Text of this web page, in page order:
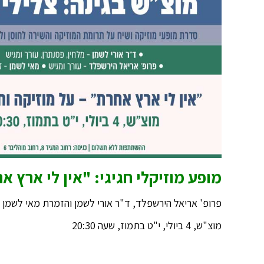
מופע מוזיקלי חגיגי: "אין לי ארץ
פרופ' אריאל הירשפלד, ד"ר אורי לשמן והזמרת מאי לשמן
מוצ"ש, 4 ביולי, י"ט בתמוז, שעה 20:30